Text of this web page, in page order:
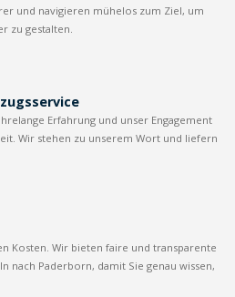
und navigieren mühelos zum Ziel, um
zu gestalten.
Erfahrung und unser Engagement
Wir stehen zu unserem Wort und liefern
Kosten. Wir bieten faire und transparente
nach Paderborn, damit Sie genau wissen,